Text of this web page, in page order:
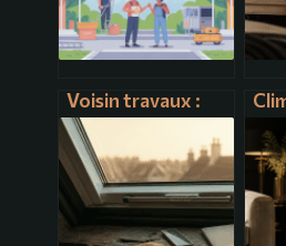
Voisin travaux :
droits, recours et
bonnes pratiques
pour garder de
bonnes relations